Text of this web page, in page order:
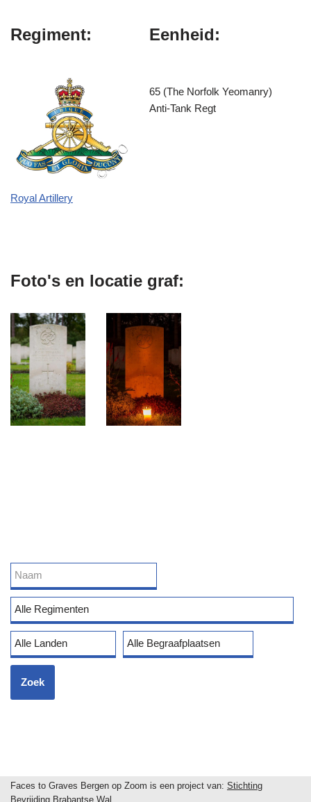
Regiment:
Royal Artillery
Eenheid:
65 (The Norfolk Yeomanry)
Anti-Tank Regt
Foto's en locatie graf:
Faces to Graves Bergen op Zoom is een project van: Stichting
Bevrijding Brabantse Wal